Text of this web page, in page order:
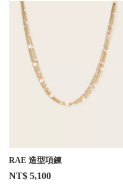
RAE 造型項鍊
NT$ 5,100